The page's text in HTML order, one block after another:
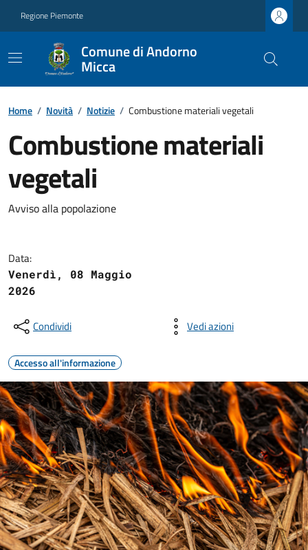
Regione Piemonte
Comune di Andorno
Micca
Home / Novità / Notizie / Combustione materiali vegetali
Combustione materiali
vegetali
Avviso alla popolazione
Data:
Venerdì, 08 Maggio
2026
Condividi Vedi azioni
Accesso all'informazione